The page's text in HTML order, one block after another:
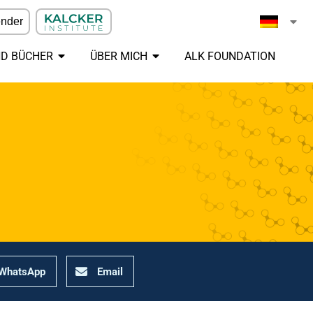
BÜCHER ÜBER MICH ALK FOUNDATION
Email